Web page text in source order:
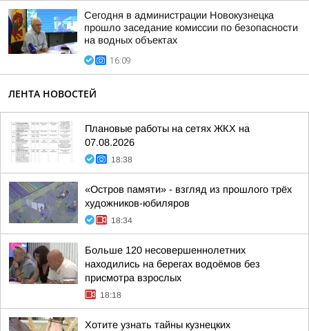
Сегодня в администрации Новокузнецка
прошло заседание комиссии по безопасности
на водных объектах
16:09
ЛЕНТА НОВОСТЕЙ
Плановые работы на сетях ЖКХ на
07.08.2026
18:38
«Остров памяти» - взгляд из прошлого трёх
художников-юбиляров
18:34
Больше 120 несовершеннолетних
находились на берегах водоёмов без
присмотра взрослых
18:18
Хотите узнать тайны кузнецких